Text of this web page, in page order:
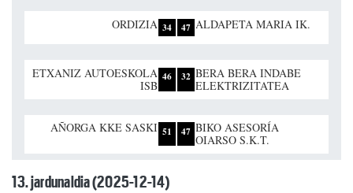
ORDIZIA 34 47 ALDAPETA MARIA IK.
ETXANIZ AUTOESKOLA
ISB
46 32 BERA BERA INDABE
ELEKTRIZITATEA
AÑORGA KKE SASKI 51 47 BIKO ASESORÍA
OIARSO S.K.T.
13. jardunaldia (2025-12-14)